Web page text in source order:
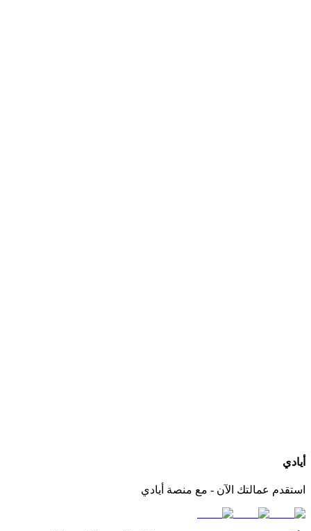
أيادي
استقدم عمالتك الآن - مع منصة أيادي